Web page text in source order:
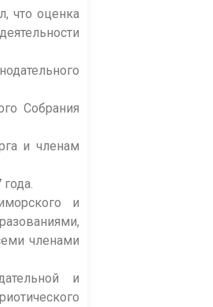
что оценка
Собрания
и членам
и
членами
и